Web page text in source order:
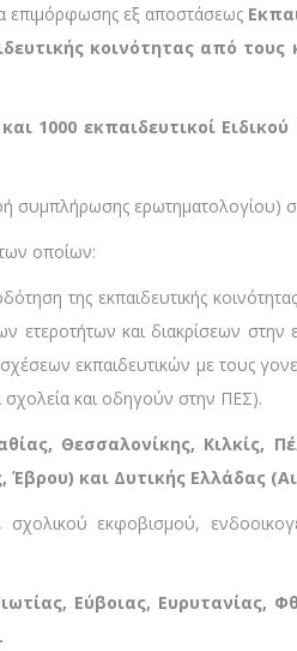
επιμόρφωσης εξ αποστάσεως
κοινότητας από τους
1000 εκπαιδευτικοί
ερωτηματολογίου)
οποίων:
της εκπαιδευτικής
και διακρίσεων στην
εκπαιδευτικών με τους
σχολεία και οδηγούν στην ΠΕΣ).
Θεσσαλονίκης, Κιλκίς,
και Δυτικής Ελλάδας
εκφοβισμού,
Εύβοιας, Ευρυτανίας,